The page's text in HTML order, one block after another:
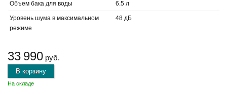
Объем бака для воды 6.5 л
Уровень шума в максимальном
режиме
48 дБ
33 990 руб.
В корзину
На складе